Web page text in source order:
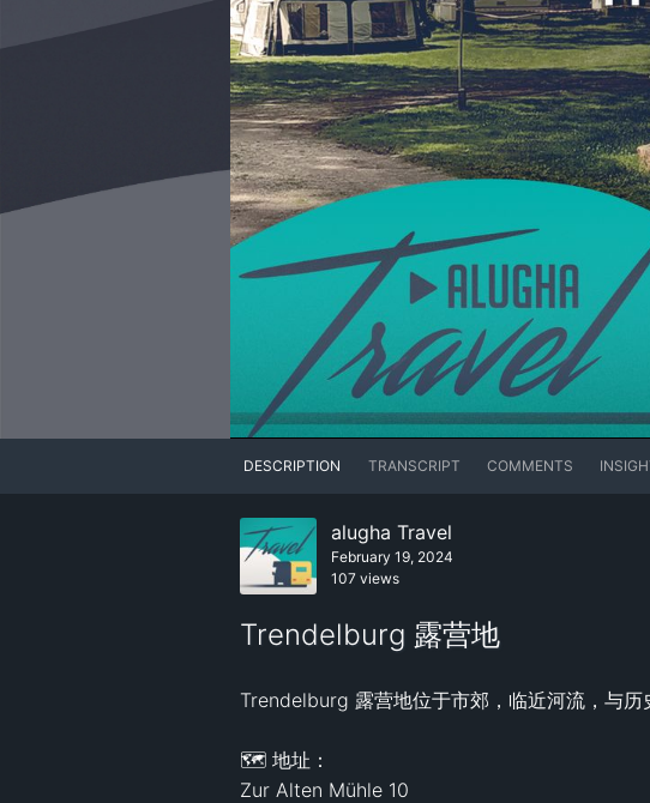
DESCRIPTION TRANSCRIPT COMMENTS
alugha Travel
February 19, 2024
107 views
Trendelburg 露营地
Trendelburg 露营地位于市郊，临近河流，与历
🗺️ 地址：
Zur Alten Mühle 10